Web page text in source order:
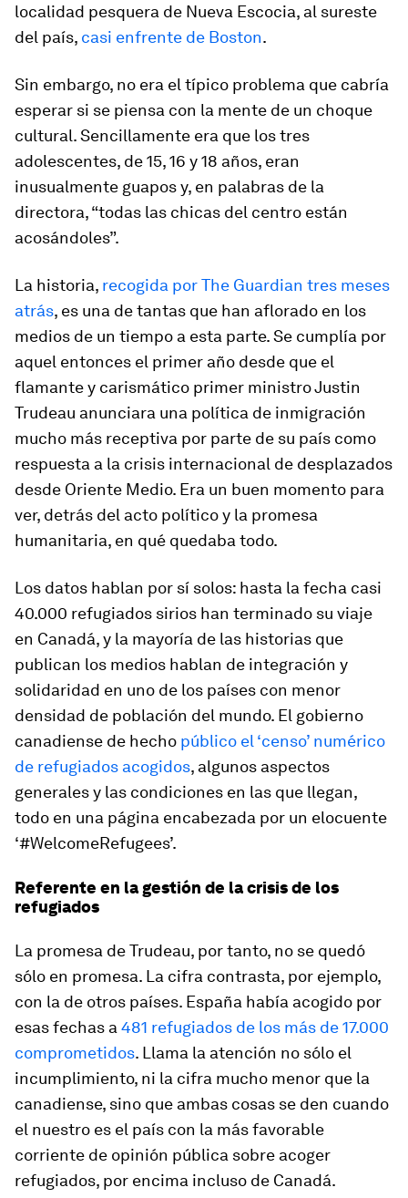
localidad pesquera de Nueva Escocia, al sureste
del país, casi enfrente de Boston.
Sin embargo, no era el típico problema que cabría
esperar si se piensa con la mente de un choque
cultural. Sencillamente era que los tres
adolescentes, de 15, 16 y 18 años, eran
inusualmente guapos y, en palabras de la
directora, “todas las chicas del centro están
acosándoles”.
La historia, recogida por The Guardian tres meses
atrás, es una de tantas que han aflorado en los
medios de un tiempo a esta parte. Se cumplía por
aquel entonces el primer año desde que el
flamante y carismático primer ministro Justin
Trudeau anunciara una política de inmigración
mucho más receptiva por parte de su país como
respuesta a la crisis internacional de desplazados
desde Oriente Medio. Era un buen momento para
ver, detrás del acto político y la promesa
humanitaria, en qué quedaba todo.
Los datos hablan por sí solos: hasta la fecha casi
40.000 refugiados sirios han terminado su viaje
en Canadá, y la mayoría de las historias que
publican los medios hablan de integración y
solidaridad en uno de los países con menor
densidad de población del mundo. El gobierno
canadiense de hecho público el ‘censo’ numérico
de refugiados acogidos, algunos aspectos
generales y las condiciones en las que llegan,
todo en una página encabezada por un elocuente
‘#WelcomeRefugees’.
Referente en la gestión de la crisis de los
refugiados
La promesa de Trudeau, por tanto, no se quedó
sólo en promesa. La cifra contrasta, por ejemplo,
con la de otros países. España había acogido por
esas fechas a 481 refugiados de los más de 17.000
comprometidos. Llama la atención no sólo el
incumplimiento, ni la cifra mucho menor que la
canadiense, sino que ambas cosas se den cuando
el nuestro es el país con la más favorable
corriente de opinión pública sobre acoger
refugiados, por encima incluso de Canadá.